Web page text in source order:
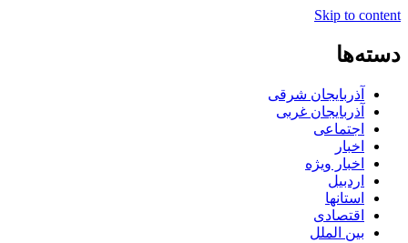
Skip to content
دسته‌ها
آذربایجان شرقی
آذربایجان غربی
اجتماعی
اخبار
اخبار ویژه
اردبیل
استانها
اقتصادی
بین الملل